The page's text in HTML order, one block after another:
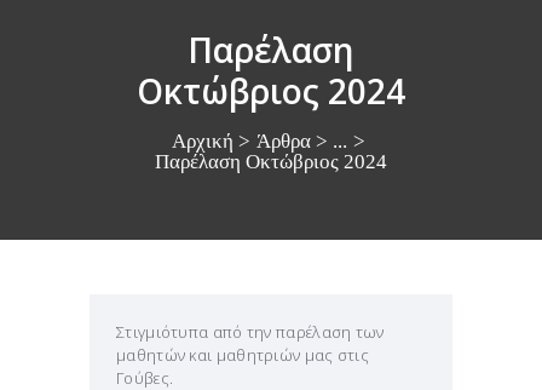
Παρέλαση
Οκτώβριος 2024
Αρχική Άρθρα
...
Παρέλαση Οκτώβριος 2024
ΠΡΟΓΡΑΜΜΑΤΑ
ΔΡΑΣΕΙΣ
ΜΕΤΑΚΙΝΗΣΕΙΣ
ΕΠΙΚΟΙΝΩΝΙΑ
Στιγμιότυπα από την παρέλαση των
μαθητών και μαθητριών μας στις
Γούβες.